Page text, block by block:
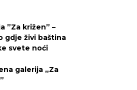
”Za križen” –
gdje živi baština
svete noći
galerija „Za